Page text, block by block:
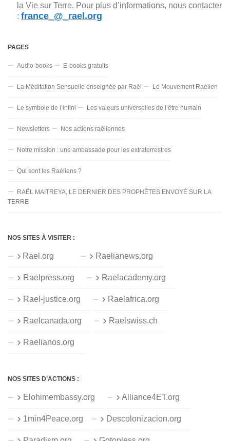
la Vie sur Terre. Pour plus d’informations, nous contacter
: france_@_rael.org
PAGES
Audio-books E-books gratuits
La Méditation Sensuelle enseignée par Raël Le Mouvement Raélien
Le symbole de l’infini Les valeurs universelles de l’être humain
Newsletters Nos actions raéliennes
Notre mission : une ambassade pour les extraterrestres
Qui sont les Raéliens ?
RAËL MAITREYA, LE DERNIER DES PROPHÈTES ENVOYÉ SUR LA
TERRE
NOS SITES À VISITER :
Rael.org Raelianews.org
Raelpress.org Raelacademy.org
Rael-justice.org Raelafrica.org
Raelcanada.org Raelswiss.ch
Raelianos.org
NOS SITES D’ACTIONS :
Elohimembassy.org Alliance4ET.org
1min4Peace.org Descolonizacion.org